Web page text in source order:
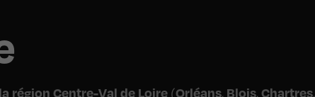
région Centre-Val de Loire (Orléans, Blois, Chartres,